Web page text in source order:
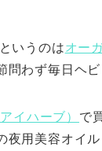
いうのはオー
問わず毎日ヘ
イハーブ） で
夜用美容オイ